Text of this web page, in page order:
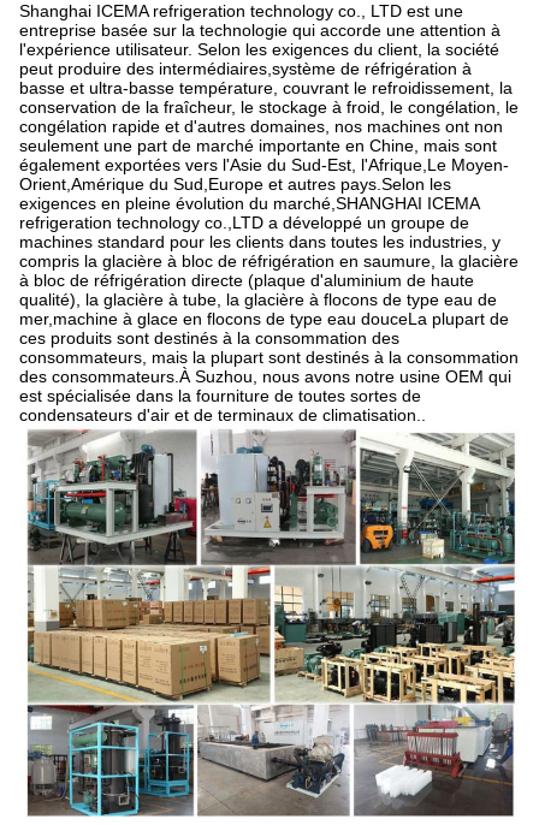
Shanghai ICEMA refrigeration technology co., LTD est une
entreprise basée sur la technologie qui accorde une attention à
l'expérience utilisateur. Selon les exigences du client, la société
peut produire des intermédiaires,système de réfrigération à
basse et ultra-basse température, couvrant le refroidissement, la
conservation de la fraîcheur, le stockage à froid, le congélation, le
congélation rapide et d'autres domaines, nos machines ont non
seulement une part de marché importante en Chine, mais sont
également exportées vers l'Asie du Sud-Est, l'Afrique,Le Moyen-
Orient,Amérique du Sud,Europe et autres pays.Selon les
exigences en pleine évolution du marché,SHANGHAI ICEMA
refrigeration technology co.,LTD a développé un groupe de
machines standard pour les clients dans toutes les industries, y
compris la glacière à bloc de réfrigération en saumure, la glacière
à bloc de réfrigération directe (plaque d'aluminium de haute
qualité), la glacière à tube, la glacière à flocons de type eau de
mer,machine à glace en flocons de type eau douceLa plupart de
ces produits sont destinés à la consommation des
consommateurs, mais la plupart sont destinés à la consommation
des consommateurs.À Suzhou, nous avons notre usine OEM qui
est spécialisée dans la fourniture de toutes sortes de
condensateurs d'air et de terminaux de climatisation..